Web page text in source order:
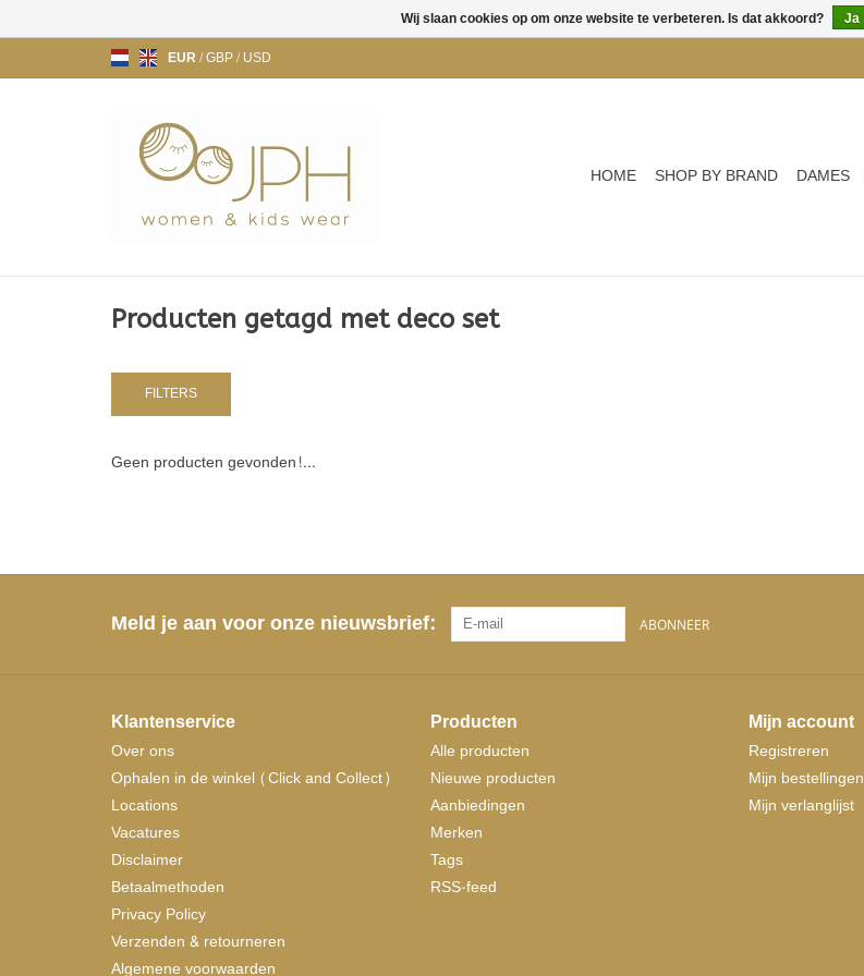
EUR/GBP/USD
HOME SHOP BY BRAND DAMES
Producten getagd met deco set
FILTERS
Geen producten gevonden!...
Meld je aan voor onze nieuwsbrief: ABONNEER
Klantenservice
Over ons
Ophalen in de winkel (Click and Collect)
Locations
Vacatures
Disclaimer
Betaalmethoden
Privacy Policy
Verzenden & retourneren
Algemene voorwaarden
Producten
Alle producten
Nieuwe producten
Aanbiedingen
Merken
Tags
RSS-feed
Mijn account
Registreren
Mijn bestellingen
Mijn verlanglijst
Wij slaan cookies op om onze website te verbeteren. Is dat akkoord? Ja